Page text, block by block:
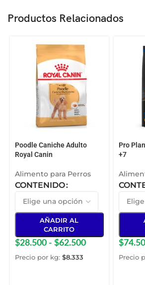
Productos Relacionados
Poodle Caniche Adulto
Royal Canin
Alimento para Perros
CONTENIDO
AÑADIR AL
CARRITO
$28.500 - $62.500
Precio por kg: $8.333
Pro
+7
$
Precio